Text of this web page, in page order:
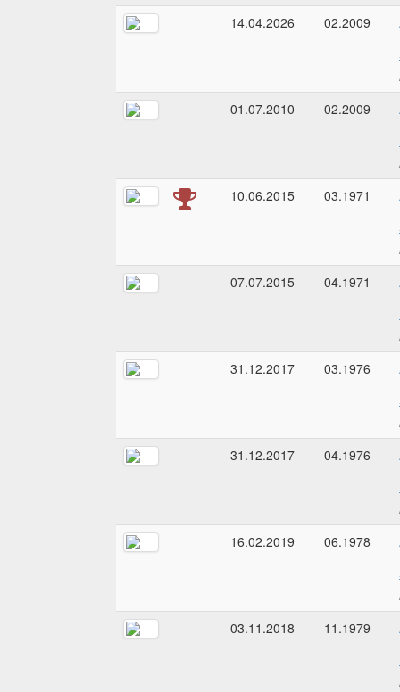
14.04.2026
02.2009
01.07.2010
02.2009
10.06.2015
03.1971
07.07.2015
04.1971
31.12.2017
03.1976
31.12.2017
04.1976
16.02.2019
06.1978
03.11.2018
11.1979